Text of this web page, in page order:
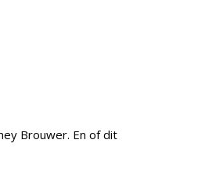
Brouwer. En of dit